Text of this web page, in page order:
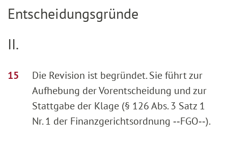
Entscheidungsgründe
II.
Die Revision ist begründet. Sie führt zur
Aufhebung der Vorentscheidung und zur
Stattgabe der Klage (§ 126 Abs. 3 Satz 1
Nr. 1 der Finanzgerichtsordnung ‑‑FGO‑‑).